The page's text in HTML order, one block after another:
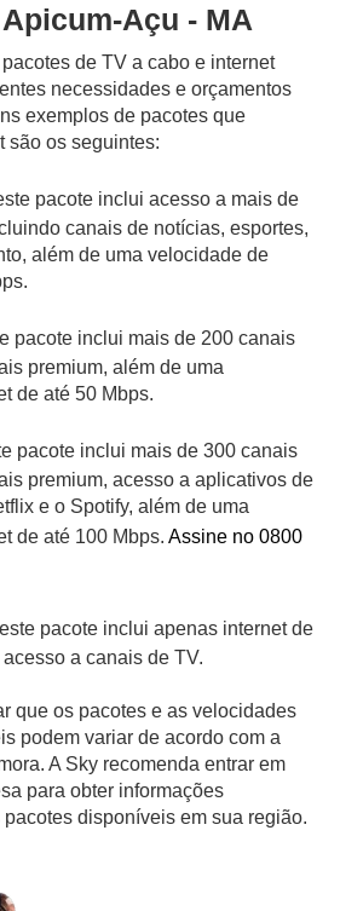
Açu - MA
de TV a cabo e internet
necessidades e orçamentos
exemplos de pacotes que
são os seguintes:
pacote inclui acesso a mais de
canais de notícias, esportes,
além de uma velocidade de
pacote inclui mais de 200 canais
premium, além de uma
de até 50 Mbps.
pacote inclui mais de 300 canais
premium, acesso a aplicativos de
e o Spotify, além de uma
de até 100 Mbps. Assine no 0800
este pacote inclui apenas internet de
a canais de TV.
que os pacotes e as velocidades
podem variar de acordo com a
A Sky recomenda entrar em
para obter informações
disponíveis em sua região.